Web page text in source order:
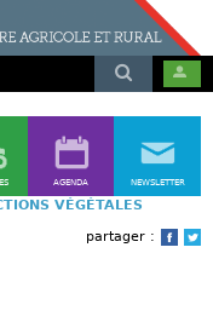
AGENDA NEWSLETTER
VÉGÉTALES
partager :